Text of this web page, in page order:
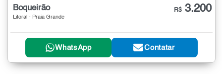
Boqueirão
Litoral - Praia Grande
R$ 3.200
WhatsApp Contatar